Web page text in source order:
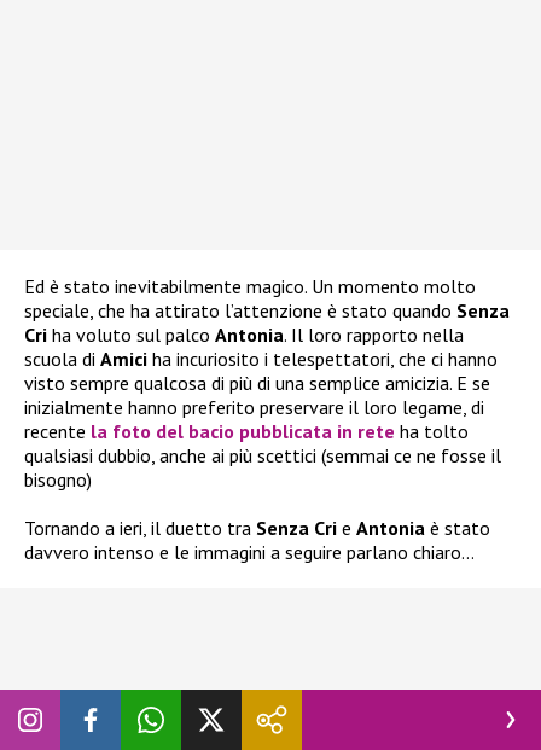
Ed è stato inevitabilmente magico. Un momento molto
speciale, che ha attirato l’attenzione è stato quando Senza
Cri ha voluto sul palco Antonia. Il loro rapporto nella
scuola di Amici ha incuriosito i telespettatori, che ci hanno
visto sempre qualcosa di più di una semplice amicizia. E se
inizialmente hanno preferito preservare il loro legame, di
recente la foto del bacio pubblicata in rete ha tolto
qualsiasi dubbio, anche ai più scettici (semmai ce ne fosse il
bisogno)
Tornando a ieri, il duetto tra Senza Cri e Antonia è stato
davvero intenso e le immagini a seguire parlano chiaro…